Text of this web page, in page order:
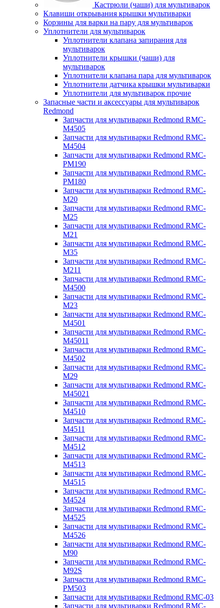
Кастрюли (чаши) для мультиварок
Клавиши открывания крышки мультиварки
Корзины для варки на пару для мультиварок
Уплотнители для мультиварок
Уплотнители клапана запирания для
мультиварок
Уплотнители крышки (чаши) для
мультиварок
Уплотнители клапана пара для мультиварок
Уплотнители датчика крышки мультиварки
Уплотнители для мультиварок прочие
Запасные части и аксессуары для мультиварок
Redmond
Запчасти для мультиварки Redmond RMC-
M4505
Запчасти для мультиварки Redmond RMC-
M4504
Запчасти для мультиварки Redmond RMC-
PM190
Запчасти для мультиварки Redmond RMC-
PM180
Запчасти для мультиварки Redmond RMC-
M20
Запчасти для мультиварки Redmond RMC-
M25
Запчасти для мультиварки Redmond RMC-
M21
Запчасти для мультиварки Redmond RMC-
M35
Запчасти для мультиварки Redmond RMC-
M211
Запчасти для мультиварки Redmond RMC-
M4500
Запчасти для мультиварки Redmond RMC-
M23
Запчасти для мультиварки Redmond RMC-
M4501
Запчасти для мультиварки Redmond RMC-
M45011
Запчасти для мультиварки Redmond RMC-
M4502
Запчасти для мультиварки Redmond RMC-
M29
Запчасти для мультиварки Redmond RMC-
M45021
Запчасти для мультиварки Redmond RMC-
M4510
Запчасти для мультиварки Redmond RMC-
M4511
Запчасти для мультиварки Redmond RMC-
M4512
Запчасти для мультиварки Redmond RMC-
M4513
Запчасти для мультиварки Redmond RMC-
M4515
Запчасти для мультиварки Redmond RMC-
M4524
Запчасти для мультиварки Redmond RMC-
M4525
Запчасти для мультиварки Redmond RMC-
M4526
Запчасти для мультиварки Redmond RMC-
M90
Запчасти для мультиварки Redmond RMC-
M92S
Запчасти для мультиварки Redmond RMC-
PM503
Запчасти для мультиварки Redmond RMC-03
Запчасти для мультиварки Redmond RMC-